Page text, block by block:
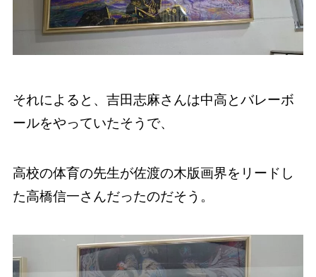
それによると、吉田志麻さんは中高とバレーボ
ールをやっていたそうで、
高校の体育の先生が佐渡の木版画界をリードし
た高橋信一さんだったのだそう。